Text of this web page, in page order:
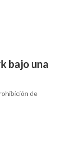
bajo una
de